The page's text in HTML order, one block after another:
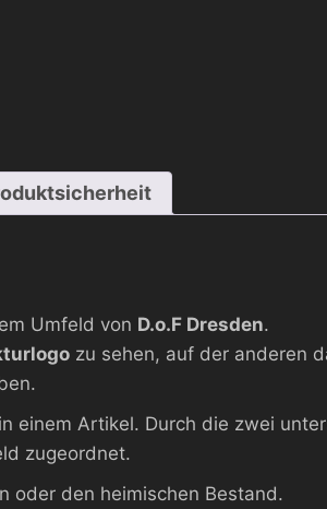
Umfeld von D.o.F Dresden.
zu sehen, auf der anderen
einem Artikel. Durch die zwei
zugeordnet.
oder den heimischen Bestand.